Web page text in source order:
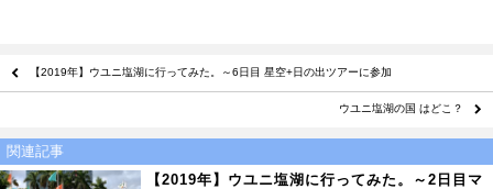
【2019年】ウユニ塩湖に行ってみた。～6日目 星空+日の出ツアーに参加
ウユニ塩湖の国 はどこ？
関連記事
【2019年】ウユニ塩湖に行ってみた。～2日目マ